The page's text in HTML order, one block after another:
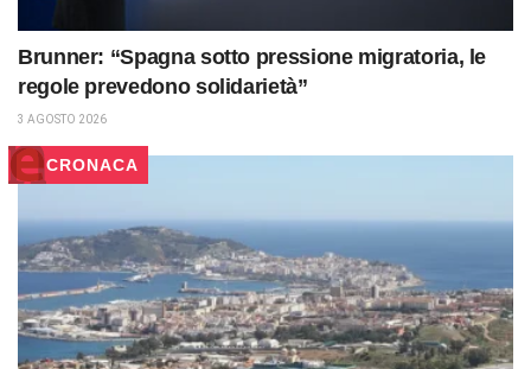
Brunner: “Spagna sotto pressione migratoria, le
regole prevedono solidarietà”
3 AGOSTO 2026
CRONACA